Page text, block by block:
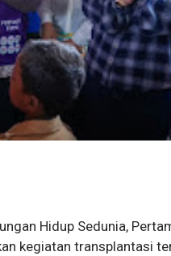
Hidup Sedunia,
kegiatan transplantasi